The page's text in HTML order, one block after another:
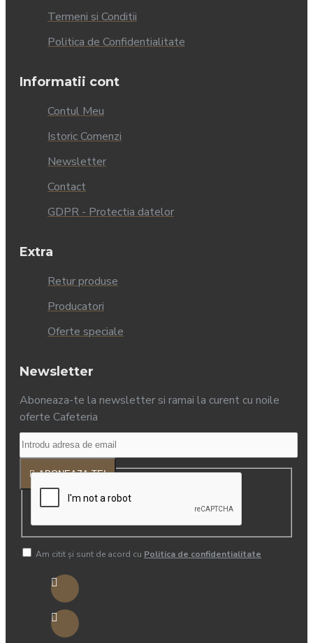
Termeni si Conditii
Politica de Confidentialitate
Informatii cont
Contul Meu
Istoric Comenzi
Newsletter
Contact
GDPR - Protectia datelor
Extra
Retur produse
Producatori
Oferte speciale
Newsletter
Aboneaza-te la newsletter si ramai la curent cu noile
oferte Cafeteria
ABONEAZA-TE!
Am citit şi sunt de acord cu Politica de confidentialitate